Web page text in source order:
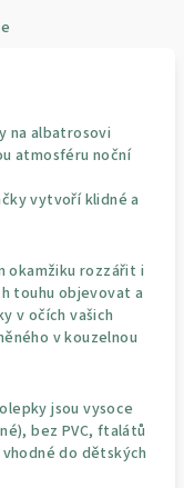
na albatrosovi
atmosféru noční
vytvoří klidné a
okamžiku rozzářit i
touhu objevovat a
v očích vašich
v kouzelnou
jsou vysoce
bez PVC, ftalátů
do dětských